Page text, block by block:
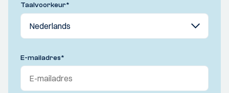
Taalvoorkeur*
E-mailadres*